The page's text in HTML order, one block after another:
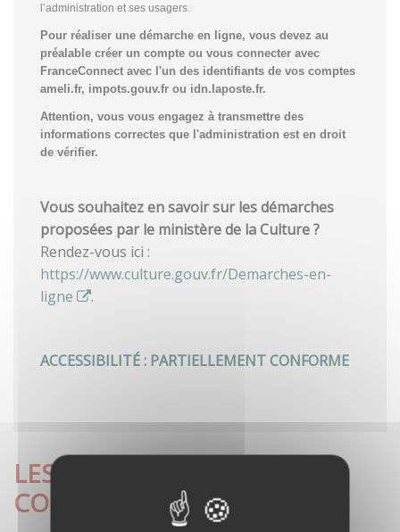
l’administration et ses usagers.
Pour réaliser une démarche en ligne, vous devez au
préalable créer un compte ou vous connecter avec
FranceConnect avec l'un des identifiants de vos comptes
ameli.fr, impots.gouv.fr ou idn.laposte.fr.
Attention, vous vous engagez à transmettre des
informations correctes que l'administration est en droit
de vérifier.
Vous souhaitez en savoir sur les démarches
proposées par le ministère de la Culture ?
Rendez-vous ici :
https://www.culture.gouv.fr/Demarches-en-
ligne
.
ACCESSIBILITÉ : PARTIELLEMENT CONFORME
LES DÉMARCHES LES PLUS
CONSULTÉES